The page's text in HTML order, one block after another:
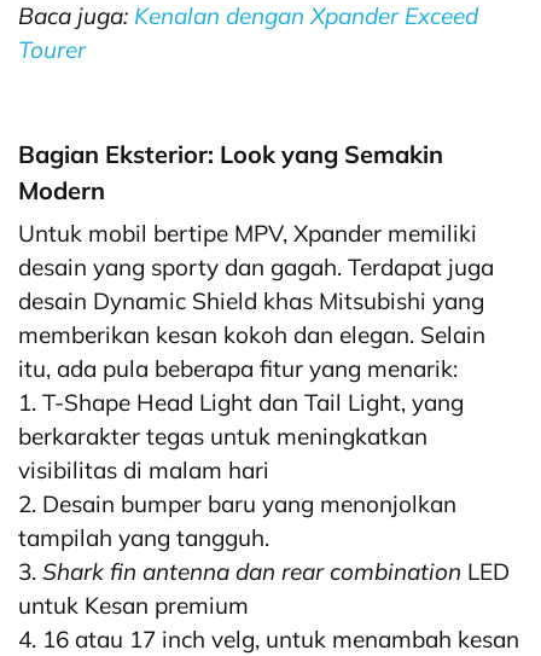
Baca juga: Kenalan dengan Xpander Exceed
Tourer
Bagian Eksterior: Look yang Semakin
Modern
Untuk mobil bertipe MPV, Xpander memiliki
desain yang sporty dan gagah. Terdapat juga
desain Dynamic Shield khas Mitsubishi yang
memberikan kesan kokoh dan elegan. Selain
itu, ada pula beberapa fitur yang menarik:
1. T-Shape Head Light dan Tail Light, yang
berkarakter tegas untuk meningkatkan
visibilitas di malam hari
2. Desain bumper baru yang menonjolkan
tampilah yang tangguh.
3. Shark fin antenna dan rear combination LED
untuk Kesan premium
4. 16 atau 17 inch velg, untuk menambah kesan